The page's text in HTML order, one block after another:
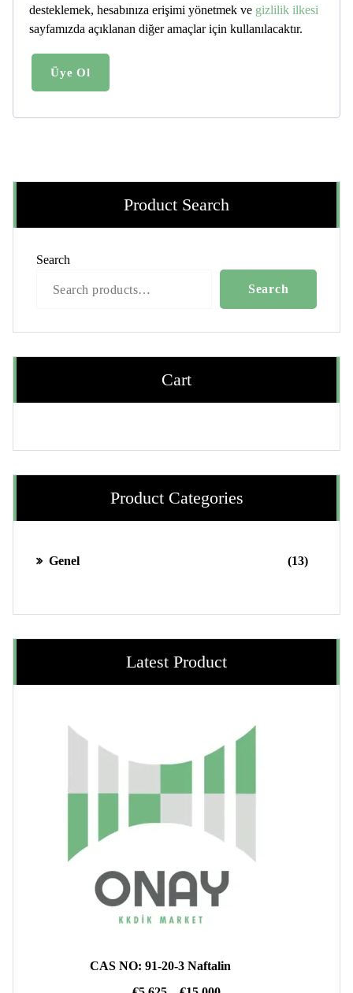
desteklemek, hesabınıza erişimi yönetmek ve gizlilik ilkesi
sayfamızda açıklanan diğer amaçlar için kullanılacaktır.
Üye Ol
Product Search
Search
Search
Cart
Product Categories
Genel 1313
Latest Product
CAS NO: 91-20-3 Naftalin